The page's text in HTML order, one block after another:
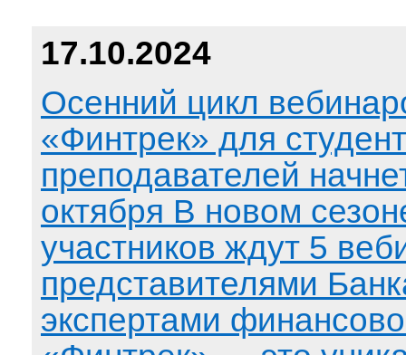
17.10.2024
Осенний цикл
«Финтрек» для
преподавателей
октября В новом
участников ждут 5
представителями
экспертами